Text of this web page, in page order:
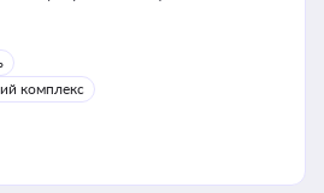
комплекс